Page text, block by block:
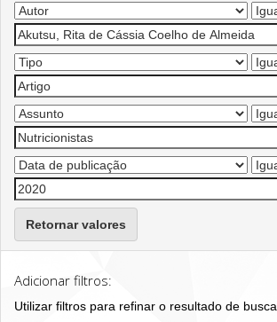
Retornar valores
Adicionar filtros:
Utilizar filtros para refinar o resultado de busca.